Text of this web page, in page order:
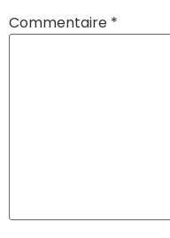
Commentaire *